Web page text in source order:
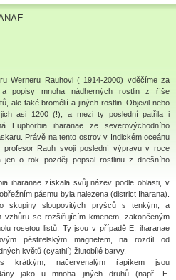
Werneru Rauhovi ( 1914-2000) vděčíme za
a popisy mnoha nádherných rostlin z říše
ale také bromélií a jiných rostlin. Objevil nebo
asi 1200 (!), a mezi ty poslední patřila i
Euphorbia iharanae ze severovýchodního
Právě na tento ostrov v Indickém oceánu
profesor Rauh svoji poslední výpravu v roce
jen o rok později popsal rostlinu z dnešního
iharanae získala svůj název podle oblasti, v
pásmu byla nalezena (district Iharana).
skupiny sloupovitých pryšců s tenkým, a
vzhůru se rozšiřujícím kmenem, zakončeným
rosetou listů. Ty jsou v případě E. iharanae
pěstitelským magnetem, na rozdíl od
květů (cyathií) žlutobílé barvy.
krátkým, načervenalým řapíkem jsou
jako u mnoha jiných druhů (např. E.